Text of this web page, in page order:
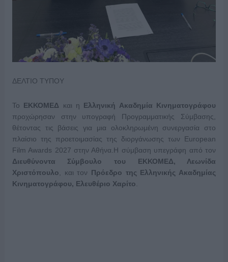
ΔΕΛΤΙΟ ΤΥΠΟΥ
Το ΕΚΚΟΜΕΔ και η Ελληνική Ακαδημία Κινηματογράφου
προχώρησαν στην υπογραφή Προγραμματικής Σύμβασης,
θέτοντας τις βάσεις για μια ολοκληρωμένη συνεργασία στο
πλαίσιο της προετοιμασίας της διοργάνωσης των European
Film Awards 2027 στην Αθήνα.Η σύμβαση υπεγράφη από τον
Διευθύνοντα Σύμβουλο του ΕΚΚΟΜΕΔ, Λεωνίδα
Χριστόπουλο, και τον Πρόεδρο της Ελληνικής Ακαδημίας
Κινηματογράφου, Ελευθέριο Χαρίτο.